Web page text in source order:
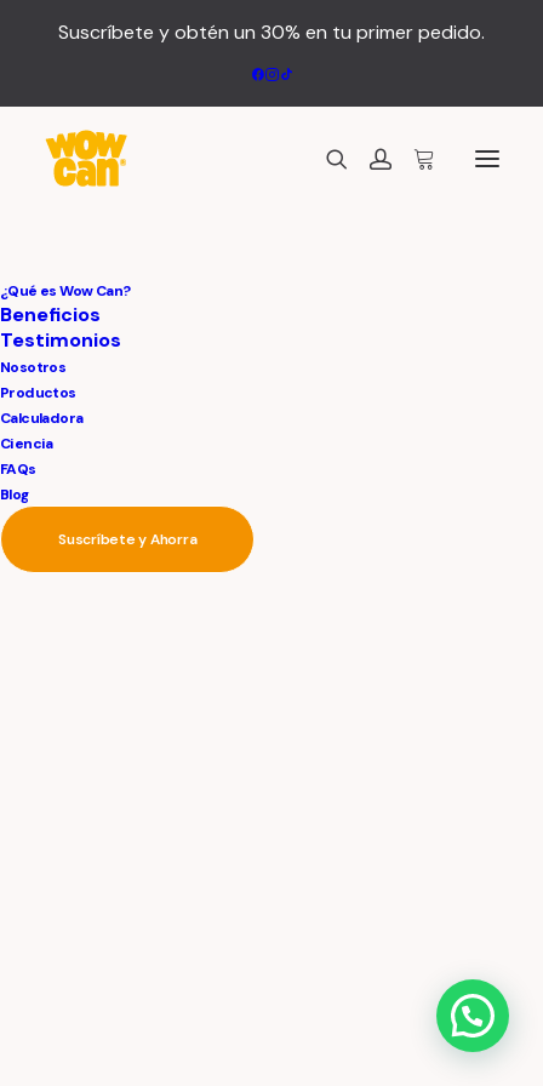
Suscríbete y obtén un 30% en tu primer pedido.
¿Qué es Wow Can?
Beneficios
Testimonios
Nosotros
Productos
Calculadora
Ciencia
FAQs
Blog
Suscríbete y Ahorra
Tu carrito está vacío.